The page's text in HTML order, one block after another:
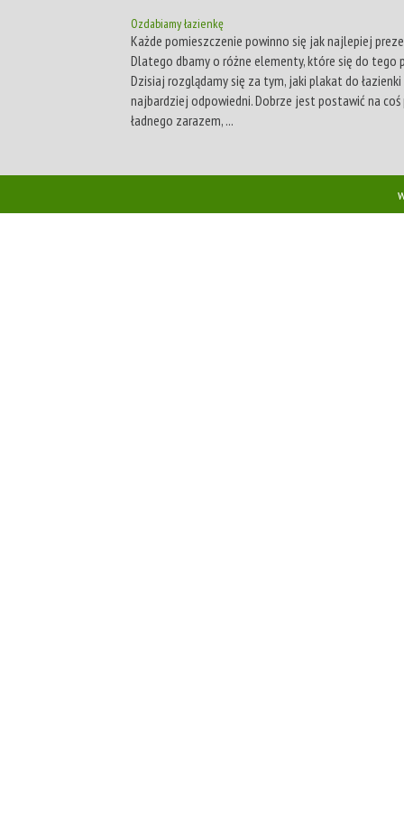
Ozdabiamy łazienkę
Każde pomieszczenie powinno się jak najlepiej
Dlatego dbamy o różne elementy, które się do tego
Dzisiaj rozglądamy się za tym, jaki plakat do
najbardziej odpowiedni. Dobrze jest postawić na
ładnego zarazem, ...